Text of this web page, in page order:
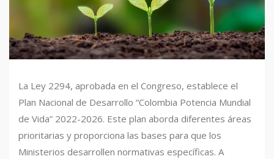
La Ley 2294, aprobada en el Congreso, establece el
Plan Nacional de Desarrollo “Colombia Potencia Mundial
de Vida” 2022-2026. Este plan aborda diferentes áreas
prioritarias y proporciona las bases para que los
Ministerios desarrollen normativas específicas. A